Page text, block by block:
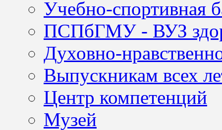
Учебно-спортивная
ПСПбГМУ - ВУЗ
Духовно-
Выпускникам всех
Центр компетенций
Музей